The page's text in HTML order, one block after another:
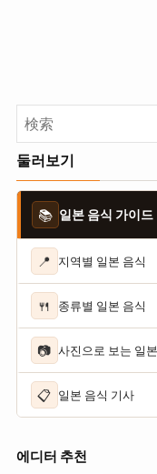
둘러보기
📚 일본 음식 가이드
📍 지역별 일본 음식
🍴 종류별 일본 음식
📷 사진으로 보는 일
📋 일본 음식 기사
에디터 추천